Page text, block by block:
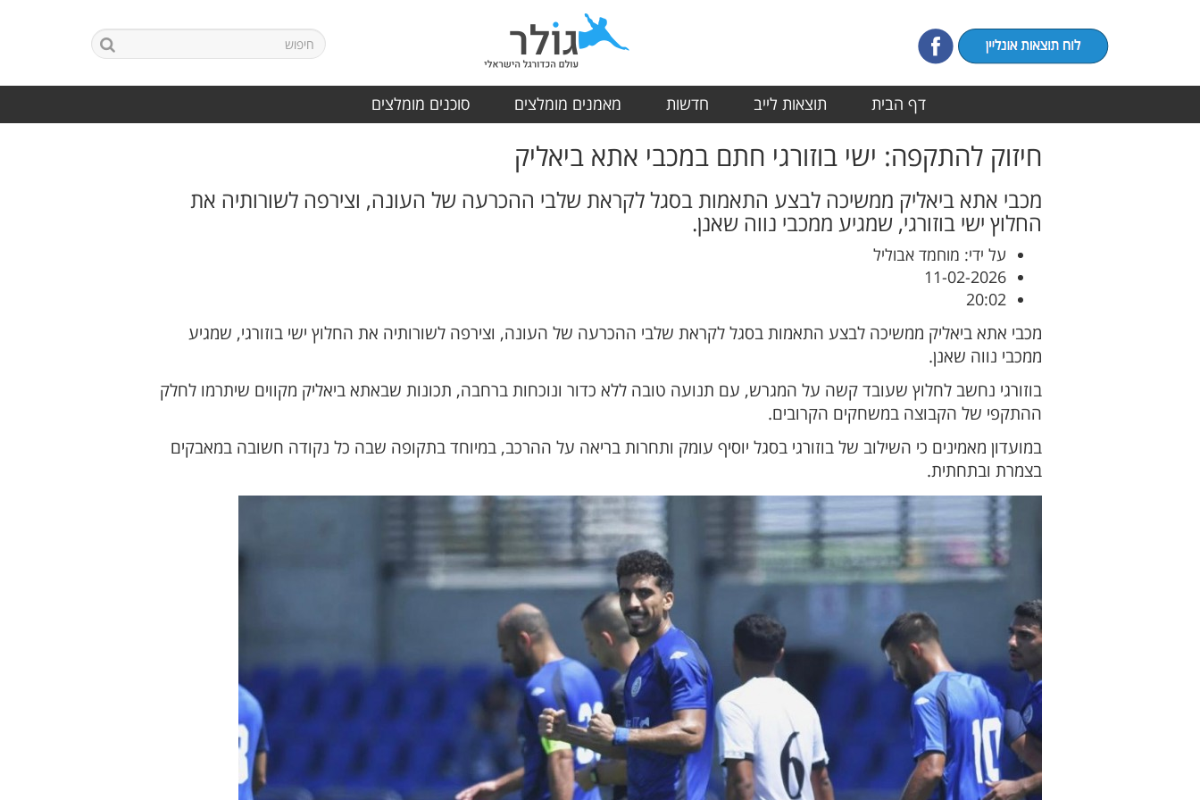
דף הבית תוצאות לייב חדשות מאמנים מומלצים סוכנים מומלצים
חיזוק להתקפה: ישי בוזורגי חתם במכבי אתא ביאליק
מכבי אתא ביאליק ממשיכה לבצע התאמות בסגל לקראת שלבי ההכרעה של העונה, וצירפה לשורותיה את
החלוץ ישי בוזורגי, שמגיע ממכבי נווה שאנן.
על ידי: מוחמד אבוליל
11-02-2026
20:02
מכבי אתא ביאליק ממשיכה לבצע התאמות בסגל לקראת שלבי ההכרעה של העונה, וצירפה לשורותיה את החלוץ ישי בוזורגי, שמגיע
ממכבי נווה שאנן.
בוזורגי נחשב לחלוץ שעובד קשה על המגרש, עם תנועה טובה ללא כדור ונוכחות ברחבה, תכונות שבאתא ביאליק מקווים שיתרמו לחלק
ההתקפי של הקבוצה במשחקים הקרובים.
במועדון מאמינים כי השילוב של בוזורגי בסגל יוסיף עומק ותחרות בריאה על ההרכב, במיוחד בתקופה שבה כל נקודה חשובה במאבקים
בצמרת ובתחתית.